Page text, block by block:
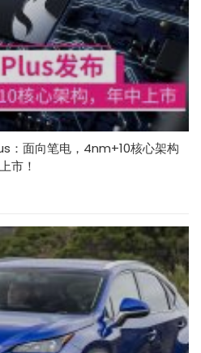
：面向笔电，4nm+10核心架构
市！